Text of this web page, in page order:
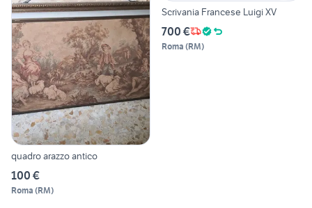
quadro arazzo antico
100 €
Roma (RM)
Scrivania Francese Luigi XV
700 €
Roma (RM)